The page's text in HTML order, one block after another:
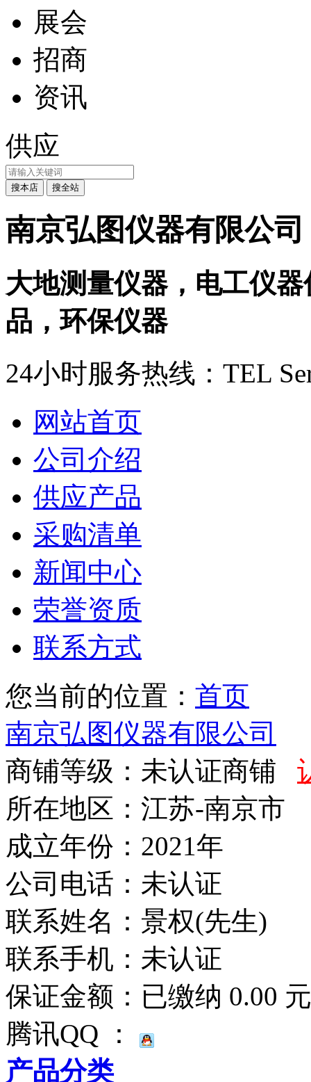
展会
招商
资讯
供应
南京弘图仪器有限公司
大地测量仪器，电工仪
品，环保仪器
24小时服务热线： TEL
网站首页
公司介绍
供应产品
采购清单
新闻中心
荣誉资质
联系方式
您当前的位置： 首页
南京弘图仪器有限公司
商铺等级：未认证商铺
所在地区：江苏-南京市
成立年份：2021年
公司电话： 未认证
联系姓名：景权(先生)
联系手机： 未认证
保证金额： 已缴纳 0.00 元
腾讯QQ ：
产品分类